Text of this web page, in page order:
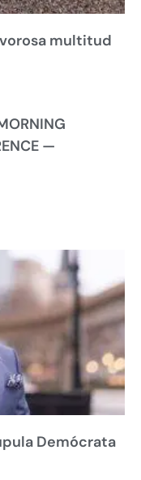
multitud
—
Demócrata